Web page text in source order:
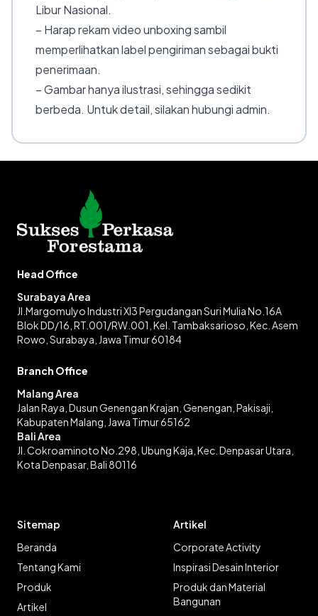
Libur Nasional.
– Harap rekam video unboxing sambil
memperlihatkan label pengiriman sebagai bukti
penerimaan.
– Gambar hanya ilustrasi, sehingga sedikit
berbeda. Untuk detail, silakan hubungi admin.
Head Office
Surabaya Area
Jl.Margomulyo Industri XI3 Pergudangan Suri Mulia No.16A
Blok DD/16, RT.001/RW.001, Kel. Tambaksarioso, Kec. Asem
Rowo, Surabaya, Jawa Timur 60184
Branch Office
Malang Area
Jalan Raya, Dusun Genengan Krajan, Genengan, Pakisaji,
Kabupaten Malang, Jawa Timur 65162
Bali Area
Jl. Cokroaminoto No.298, Ubung Kaja, Kec. Denpasar Utara,
Kota Denpasar, Bali 80116
Sitemap
Beranda
Tentang Kami
Produk
Artikel
Artikel
Corporate Activity
Inspirasi Desain Interior
Produk dan Material
Bangunan